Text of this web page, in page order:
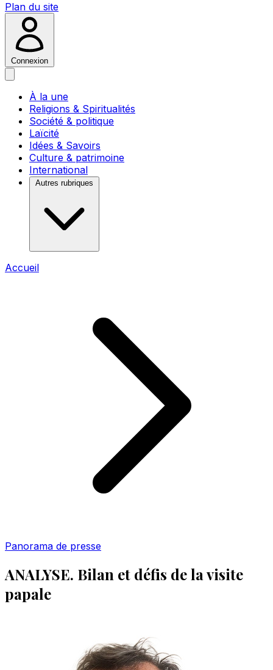
Plan du site
Connexion
À la une
Religions & Spiritualités
Société & politique
Laïcité
Idées & Savoirs
Culture & patrimoine
International
Autres rubriques
Accueil
Panorama de presse
ANALYSE. Bilan et défis de la visite
papale